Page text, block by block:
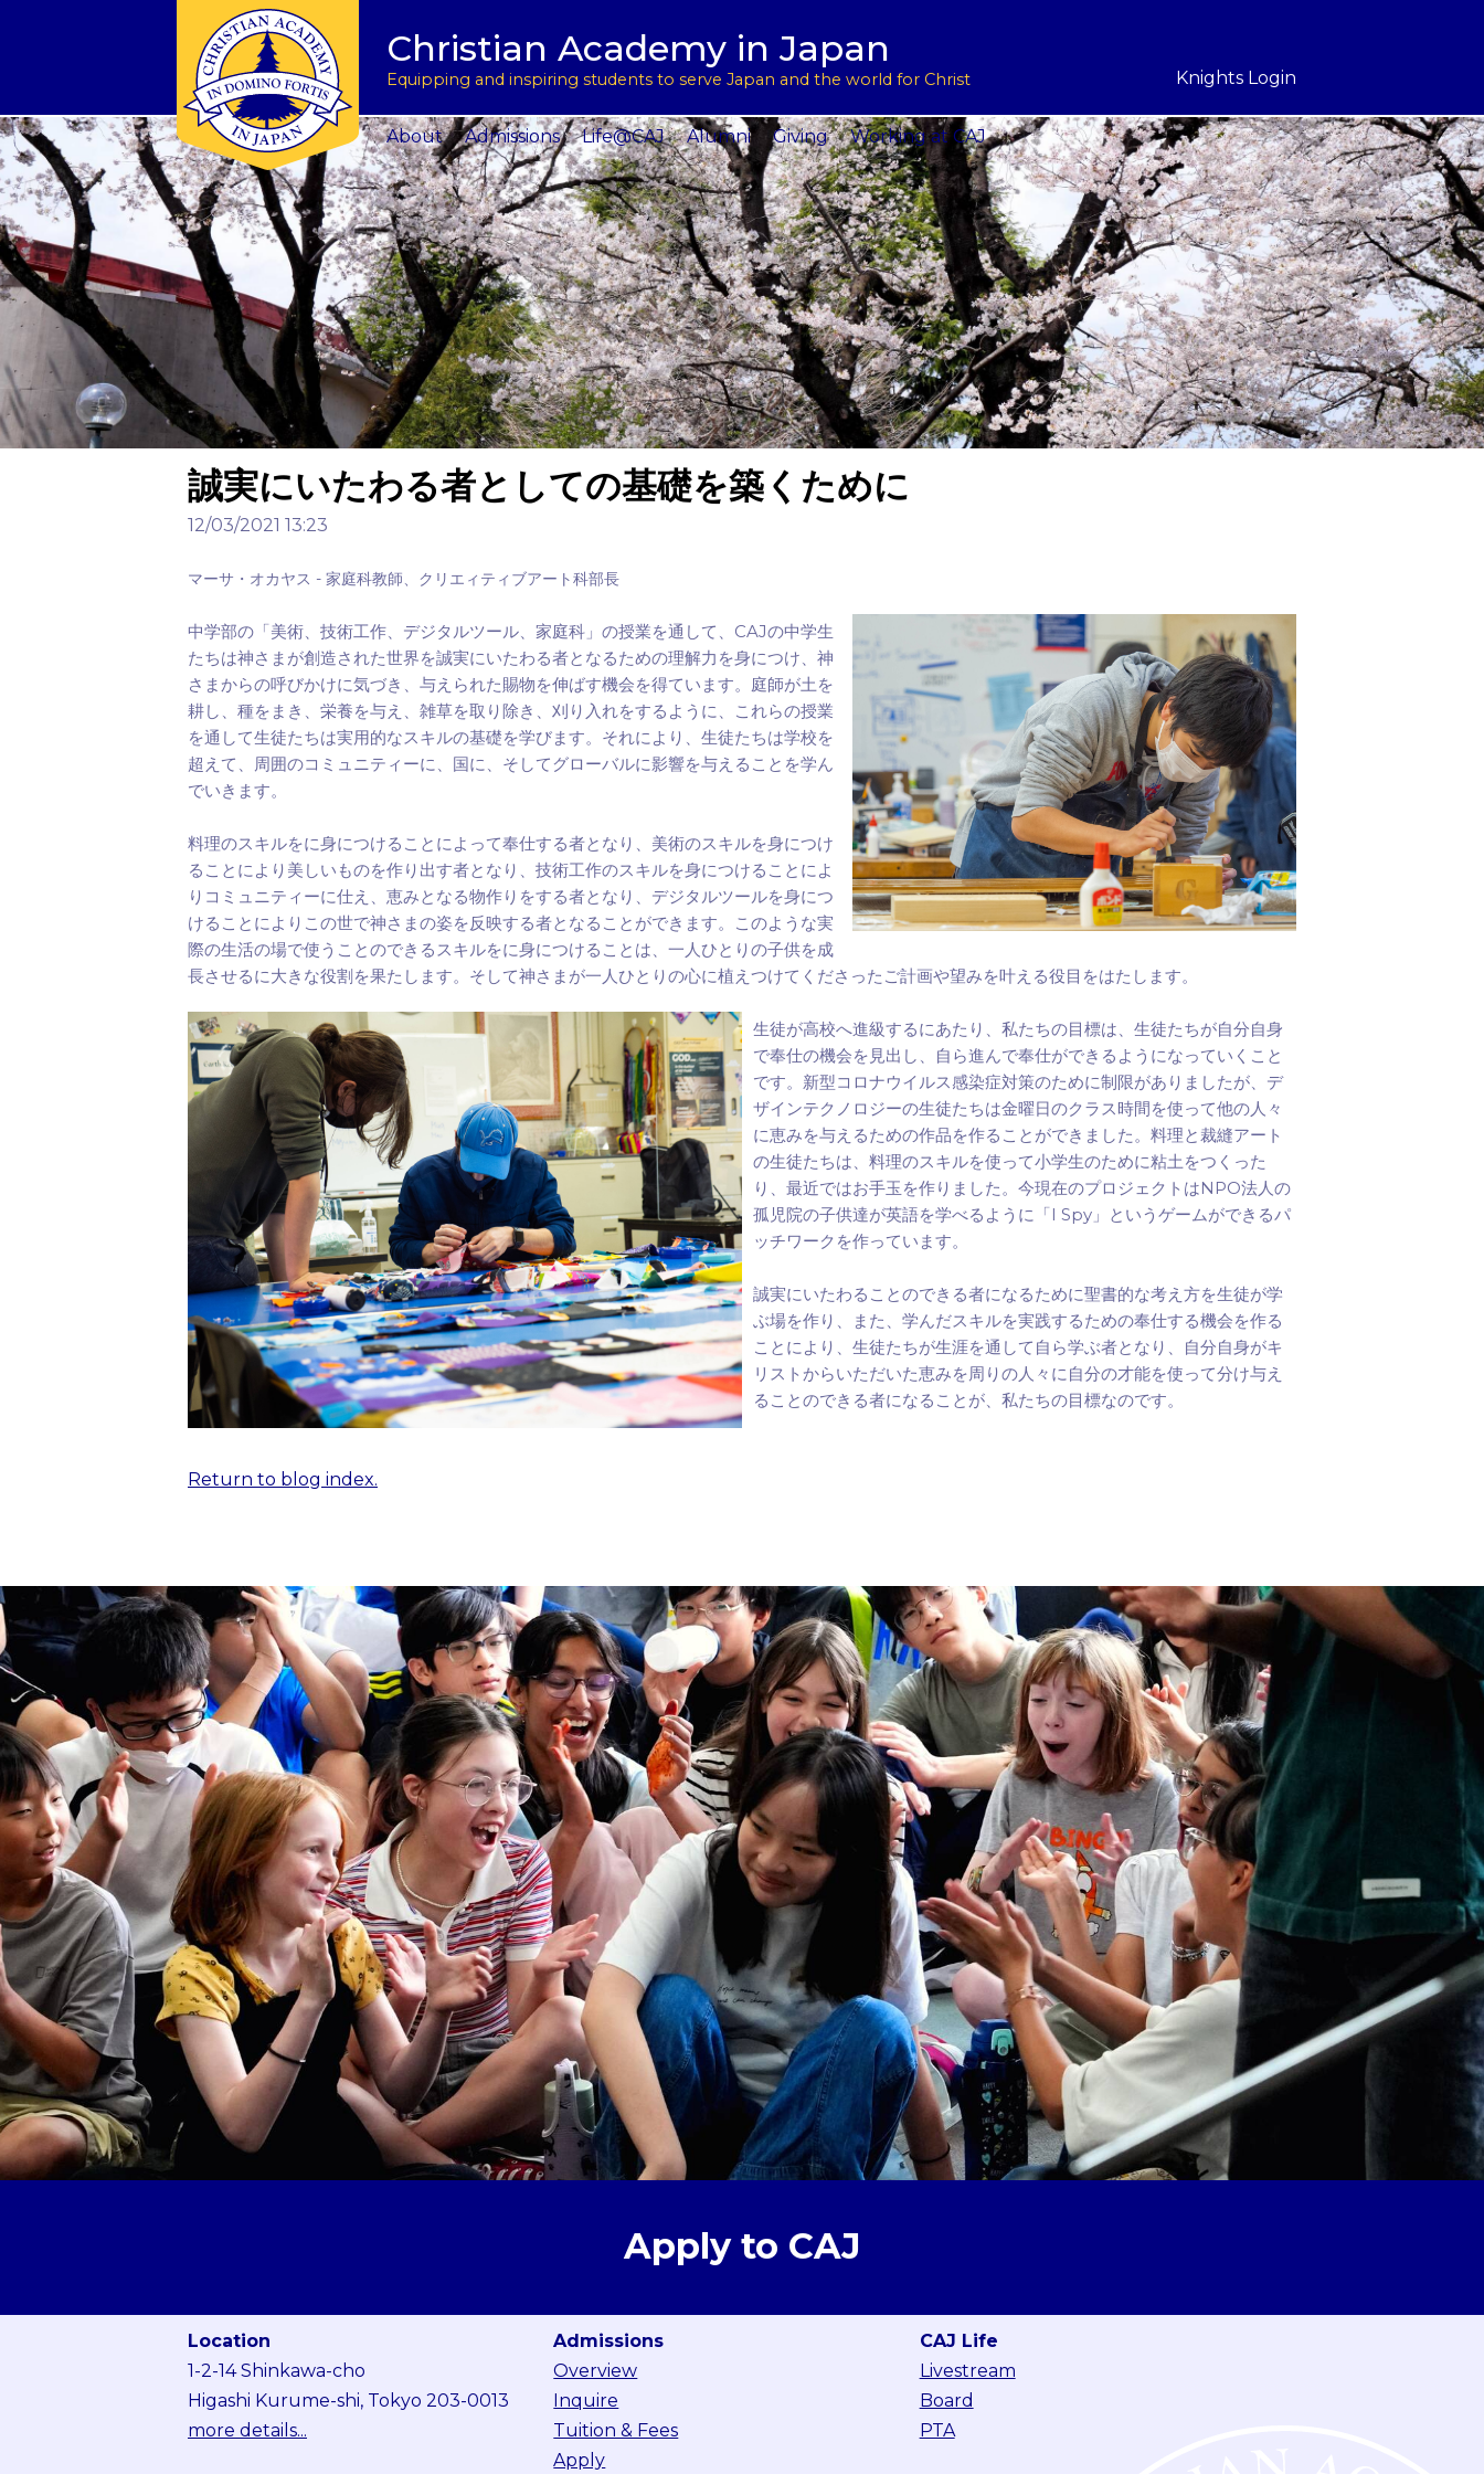
Christian Academy in Japan
Equipping and inspiring students to serve Japan and the world for Christ Knights Login
About
Community Service
Admissions
Tuition & Fees
Inquire
Apply
Visit Us
入学のお問い合わせ
出願
スクール ツアー
Life@CAJ
Academic Program
Meet the Principals
Co-curricular Activities
Athletics Updates
CAJ News
Summer Programs
Alumni
Keep in touch
Request a transcript
Alumni News
Giving
Donate to CAJ in yen
Planned Giving and Other Giving Options
Impact 75 Report
Support CAJ Staff
Working at CAJ
誠実にいたわる者としての基礎を築くために
12/03/2021 13:23
マーサ・オカヤス - 家庭科教師、クリエィティブアート科部長
中学部の「美術、技術工作、デジタルツール、家庭科」の授業を通して、 CAJの中学生
たちは神さまが創造された世界を誠実にいたわる者となるための理解力を身につけ、神
さまからの呼びかけに気づき、与えられた賜物を伸ばす機会を得ています。庭師が土を
耕し、種をまき、栄養を与え、雑草を取り除き、刈り入れをするように、これらの授業
を通して生徒たちは実用的なスキルの基礎を学びます。それにより、生徒たちは学校を
超えて、周囲のコミュニティーに、国に、そしてグローバルに影響を与えることを学ん
でいきます。
料理のスキルをに身につけることによって奉仕する者となり、美術のスキルを身につけ
ることにより美しいものを作り出す者となり、技術工作のスキルを身につけることによ
りコミュニティーに仕え、恵みとなる物作りをする者となり、デジタルツールを身につ
けることによりこの世で神さまの姿を反映する者となることができます。このような実
際の生活の場で使うことのできるスキルをに身につけることは、一人ひとりの子供を成
長させるに大きな役割を果たします。そして神さまが一人ひとりの心に植えつけてくださったご計画や望みを叶える役目をはたします。
生徒が高校へ進級するにあたり、私たちの目標は、生徒たちが自分自身
で奉仕の機会を見出し、自ら進んで奉仕ができるようになっていくこと
です。新型コロナウイルス感染症対策のために制限がありましたが、デ
ザインテクノロジーの生徒たちは金曜日のクラス時間を使って他の人々
に恵みを与えるための作品を作ることができました。料理と裁縫アート
の生徒たちは、料理のスキルを使って小学生のために粘土をつくった
り、最近ではお手玉を作りました。今現在のプロジェクトはNPO法人の
孤児院の子供達が英語を学べるように「 I Spy 」というゲームができるパ
ッチワークを作っています。
誠実にいたわることのできる者になるために聖書的な考え方を生徒が学
ぶ場を作り、また、学んだスキルを実践するための奉仕する機会を作る
ことにより、生徒たちが生涯を通して自ら学ぶ者となり、自分自身がキ
リストからいただいた恵みを周りの人々に自分の才能を使って分け与え
ることのできる者になることが、私たちの目標なのです。
Return to blog index.
Apply to CAJ
Location
1-2-14 Shinkawa-cho
Higashi Kurume-shi, Tokyo 203-0013
more details...
Admissions
Overview
Inquire
Tuition & Fees
Apply
CAJ Life
Livestream
Board
PTA